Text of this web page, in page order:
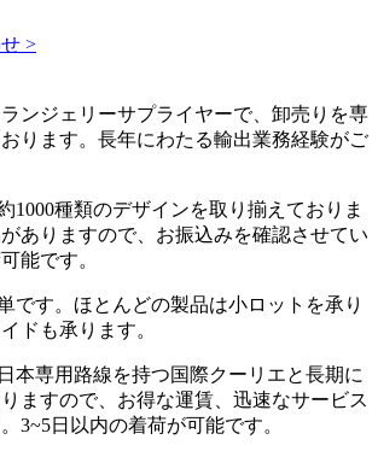
>
ンジェリーサプライヤーで、卸売りを専
ります。長年にわたる輸出業務経験がご
1000種類のデザインを取り揃えておりま
ありますので、お振込みを確認させてい
能です。
です。ほとんどの製品は小ロットを承り
ドも承ります。
本専用路線を持つ国際クーリエと長期に
ますので、お得な運賃、迅速なサービス
3~5日以内の着荷が可能です。